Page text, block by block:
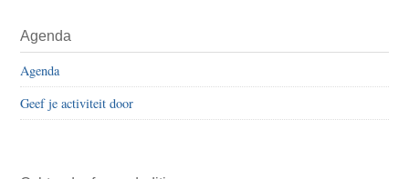
Agenda
Agenda
Geef je activiteit door